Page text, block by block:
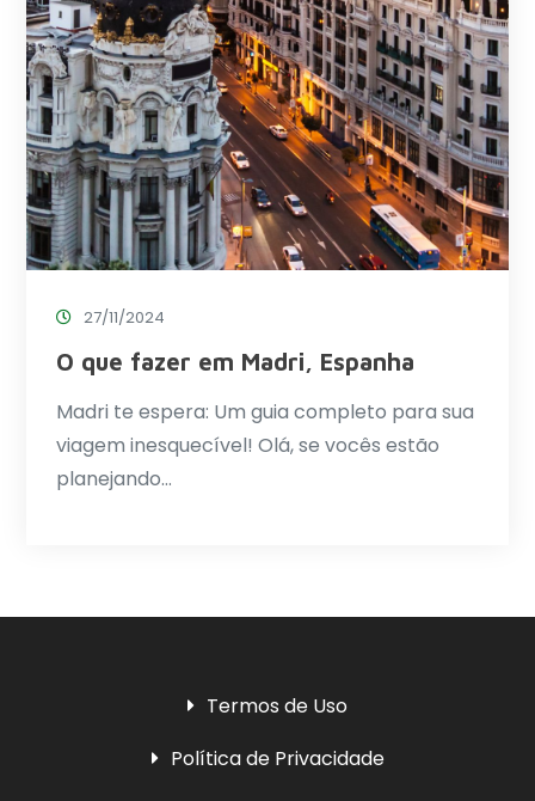
27/11/2024
O que fazer em Madri, Espanha
Madri te espera: Um guia completo para sua
viagem inesquecível! Olá, se vocês estão
planejando…
Termos de Uso
Política de Privacidade